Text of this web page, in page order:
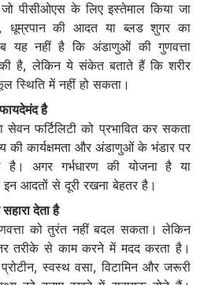
पीसीओएस के लिए इस्तेमाल किया जा
धूम्रपान की आदत या ब्लड शुगर का
यह नहीं है कि अंडाणुओं की गुणवत्ता
है, लेकिन ये संकेत बताते हैं कि शरीर
स्थिति में नहीं हो सकता।
है
फर्टिलिटी को प्रभावित कर सकता
की कार्यक्षमता और अंडाणुओं के भंडार पर
अगर गर्भधारण की योजना है या
इन आदतों से दूरी रखना बेहतर है।
देता है
को तुरंत नहीं बदल सकता। लेकिन
तरीके से काम करने में मदद करता है।
स्वस्थ वसा, विटामिन और जरूरी